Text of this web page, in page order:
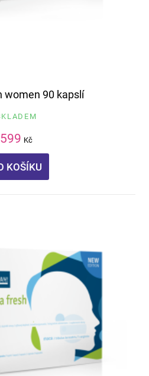
women 90 kapslí
599 Kč
KOŠÍKU